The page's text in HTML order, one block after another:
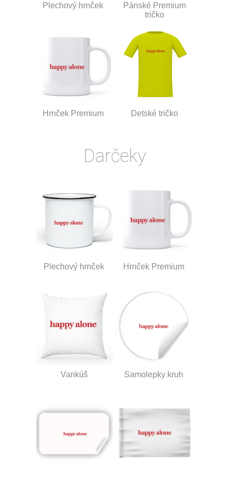
Plechový hrnček
Pánské Premium
tričko
Hrnček Premium Detské tričko
Darčeky
Plechový hrnček Hrnček Premium
Vankúš Samolepky kruh